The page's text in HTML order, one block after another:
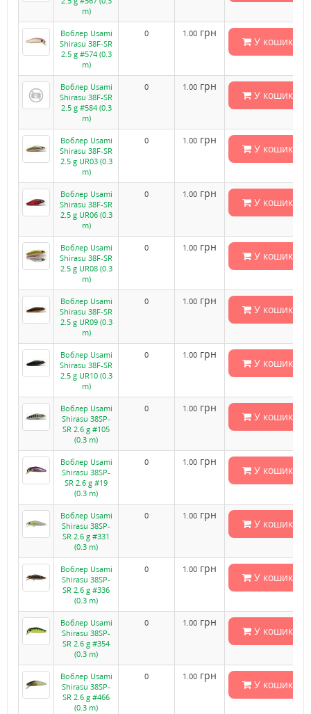
m)
Воблер Usami
Shirasu 38F-SR
2.5 g #574 (0.3
m)
0 1.00 грн
У кошик
Воблер Usami
Shirasu 38F-SR
2.5 g #584 (0.3
m)
0 1.00 грн
У кошик
Воблер Usami
Shirasu 38F-SR
2.5 g UR03 (0.3
m)
0 1.00 грн
У кошик
Воблер Usami
Shirasu 38F-SR
2.5 g UR06 (0.3
m)
0 1.00 грн
У кошик
Воблер Usami
Shirasu 38F-SR
2.5 g UR08 (0.3
m)
0 1.00 грн
У кошик
Воблер Usami
Shirasu 38F-SR
2.5 g UR09 (0.3
m)
0 1.00 грн
У кошик
Воблер Usami
Shirasu 38F-SR
2.5 g UR10 (0.3
m)
0 1.00 грн
У кошик
Воблер Usami
Shirasu 38SP-
SR 2.6 g #105
(0.3 m)
0 1.00 грн
У кошик
Воблер Usami
Shirasu 38SP-
SR 2.6 g #19
(0.3 m)
0 1.00 грн
У кошик
Воблер Usami
Shirasu 38SP-
SR 2.6 g #331
(0.3 m)
0 1.00 грн
У кошик
Воблер Usami
Shirasu 38SP-
SR 2.6 g #336
(0.3 m)
0 1.00 грн
У кошик
Воблер Usami
Shirasu 38SP-
SR 2.6 g #354
(0.3 m)
0 1.00 грн
У кошик
Воблер Usami
Shirasu 38SP-
SR 2.6 g #466
(0.3 m)
0 1.00 грн
У кошик